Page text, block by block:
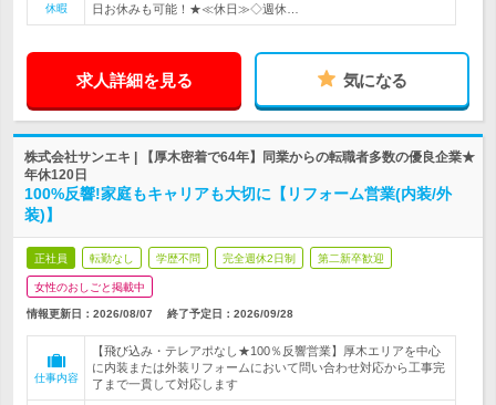
休暇
日お休みも可能！★≪休日≫◇週休…
求人詳細を見る 気になる
株式会社サンエキ | 【厚木密着で64年】同業からの転職者多数の優良企業★
年休120日
100%反響!家庭もキャリアも大切に【リフォーム営業(内装/外
装)】
正社員 転勤なし 学歴不問 完全週休2日制 第二新卒歓迎
女性のおしごと掲載中
情報更新日：2026/08/07 終了予定日： 2026/09/28
仕事内容
【飛び込み・テレアポなし★100％反響営業】厚木エリアを中心
に内装または外装リフォームにおいて問い合わせ対応から工事完
了まで一貫して対応します